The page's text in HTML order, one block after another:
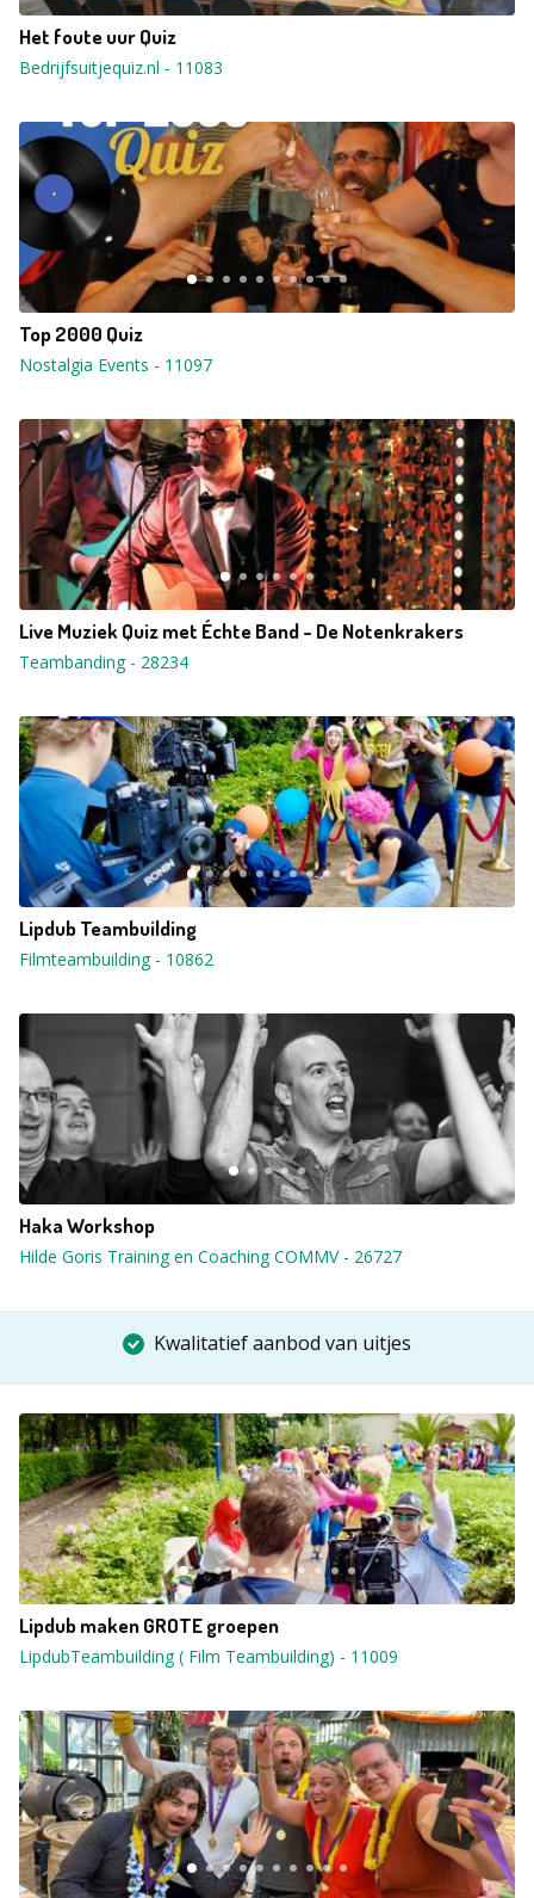
Het foute uur Quiz
Bedrijfsuitjequiz.nl - 11083
Top 2000 Quiz
Nostalgia Events - 11097
Live Muziek Quiz met Échte Band - De Notenkrakers
Teambanding- 28234
Lipdub Teambuilding
Filmteambuilding- 10862
Haka Workshop
Hilde Goris Training en Coaching COMMV- 26727
Kwalitatief aanbod van uitjes
Lipdub maken GROTE groepen
LipdubTeambuilding ( Film Teambuilding) - 11009